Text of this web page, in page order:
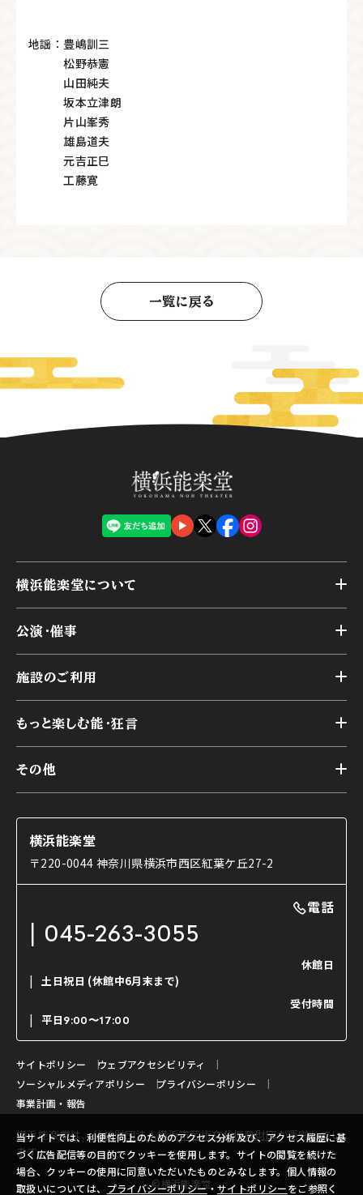
当サイトでは、利便性向上のためのアクセス分析及び、アクセス履歴に基
づく広告配信等の目的でクッキーを使用します。サイトの閲覧を続けた
場合、クッキーの使用に同意いただいたものとみなします。個人情報の
取扱いについては、 プライバシーポリシー・サイトポリシーをご参照く
地謡：豊嶋訓三
松野恭憲
山田純夫
坂本立津朗
片山峯秀
雄島道夫
元吉正巳
工藤寛
一覧に戻る
横浜能楽堂について
横浜能楽堂が取り組んだ事業
能舞台の歴史と特徴
様々なお客様に向けて
本舞台座席
交通アクセス
公演・催事
アーカイブ
施設のご利用
第二舞台
研修室
楽屋
ご利用の流れ
利用料金表
もっと楽しむ能・狂言
能舞台と演じ手
使用する道具
能・狂言の曲目説明
日本の古典芸能
その他
コラム
OTABISHO
チケット購入方法
ご寄附について
よくいただくご質問
お問い合わせ
横浜能楽堂
〒220-0044 神奈川県横浜市西区紅葉ケ丘27-2
電話
045-263-3055
休館日
土日祝日 (休館中6月末まで)
受付時間
平日9:00〜17:00
サイトポリシー
ウェブアクセシビリティ
ソーシャルメディアポリシー
プライバシーポリシー
事業計画・報告
横浜能楽堂は、公益財団法人横浜市芸術文化振興財団が運営してい
ます。
©横浜能楽堂